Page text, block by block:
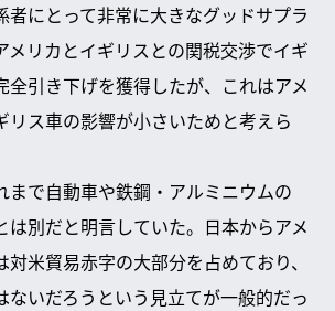
者にとって非常に大きなグッドサプラ
メリカとイギリスとの関税交渉でイギ
全引き下げを獲得したが、これはアメ
リス車の影響が小さいためと考えら
まで自動車や鉄鋼・アルミニウムの
は別だと明言していた。日本からアメ
米貿易赤字の大部分を占めており、
ないだろうという見立てが一般的だっ